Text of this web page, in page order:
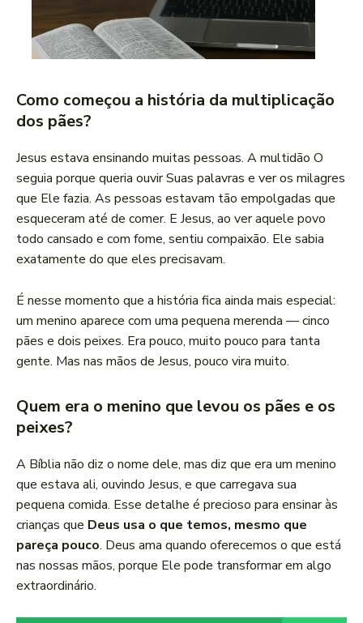
Como começou a história da multiplicação
dos pães?
Jesus estava ensinando muitas pessoas. A multidão O
seguia porque queria ouvir Suas palavras e ver os milagres
que Ele fazia. As pessoas estavam tão empolgadas que
esqueceram até de comer. E Jesus, ao ver aquele povo
todo cansado e com fome, sentiu compaixão. Ele sabia
exatamente do que eles precisavam.
É nesse momento que a história fica ainda mais especial:
um menino aparece com uma pequena merenda — cinco
pães e dois peixes. Era pouco, muito pouco para tanta
gente. Mas nas mãos de Jesus, pouco vira muito.
Quem era o menino que levou os pães e os
peixes?
A Bíblia não diz o nome dele, mas diz que era um menino
que estava ali, ouvindo Jesus, e que carregava sua
pequena comida. Esse detalhe é precioso para ensinar às
crianças que Deus usa o que temos, mesmo que
pareça pouco. Deus ama quando oferecemos o que está
nas nossas mãos, porque Ele pode transformar em algo
extraordinário.